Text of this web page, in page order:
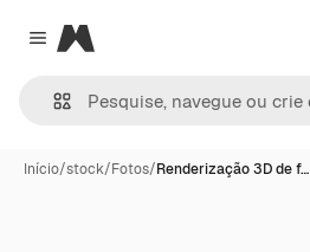
Close menu
Magnific
Início/stock/Fotos/Renderização 3D de f…